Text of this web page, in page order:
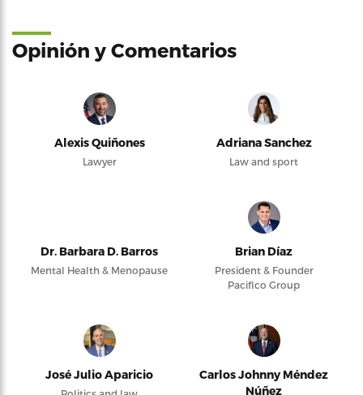
Opinión y Comentarios
Alexis Quiñones
Lawyer
Adriana Sanchez
Law and sport
Dr. Barbara D. Barros
Mental Health & Menopause
Brian Díaz
President & Founder
Pacifico Group
José Julio Aparicio
Carlos Johnny Méndez
Núñez